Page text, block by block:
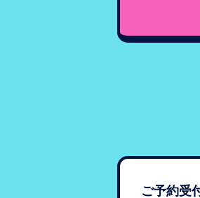
ご予約受